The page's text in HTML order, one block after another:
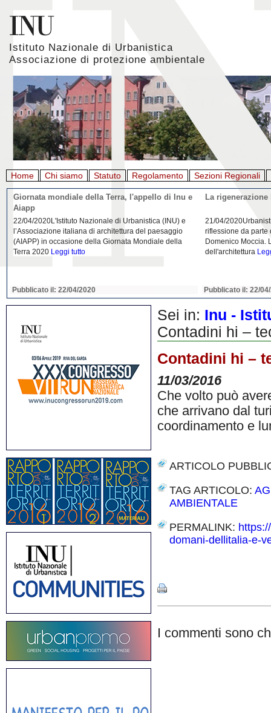
Istituto Nazionale di Urbanistica
Associazione di protezione ambientale
Home Chi siamo Statuto Regolamento Sezioni Regionali
Giornata mondiale della Terra, l'appello di Inu e
Aiapp
22/04/2020L'Istituto Nazionale di Urbanistica (INU) e
l’Associazione italiana di architettura del paesaggio
(AIAPP) in occasione della Giornata Mondiale della
Terra 2020 Leggi tutto
Pubblicato il: 22/04/2020
La
21/04/
riflessione da parte
Domenico Moccia.
dell'architettura
Pubblicato il: 22/
Sei in: Inu -
Contadini hi –
Contadini hi –
11/03/2016
Che volto può
che arrivano dal
coordinamento e
ARTICOLO
TAG ARTICOLO:
AMBIENTALE
PERMALINK:
domani-dellitalia-e-
I commenti sono